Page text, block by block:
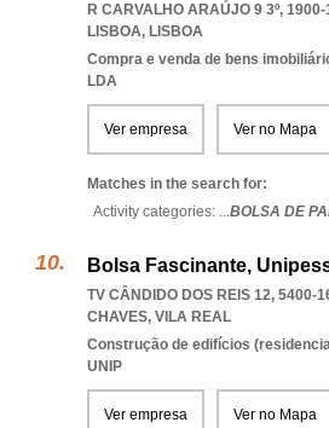
R CARVALHO ARAÚJO 9 3º,
LISBOA, LISBOA
Compra e venda de bens
LDA
Ver empresa Ver no Mapa
Matches in the search for:
Activity categories: ...BOLSA DE
Bolsa Fascinante,
TV CÂNDIDO DOS REIS 12, 5400-
CHAVES, VILA REAL
Construção de edifícios
UNIP
Ver empresa Ver no Mapa